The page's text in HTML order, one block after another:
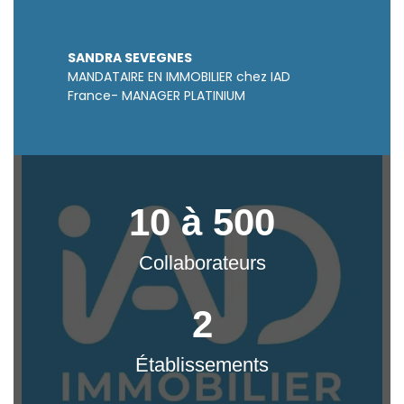
SANDRA SEVEGNES
MANDATAIRE EN IMMOBILIER chez IAD
France- MANAGER PLATINIUM
10 à 500
Collaborateurs
2
Établissements